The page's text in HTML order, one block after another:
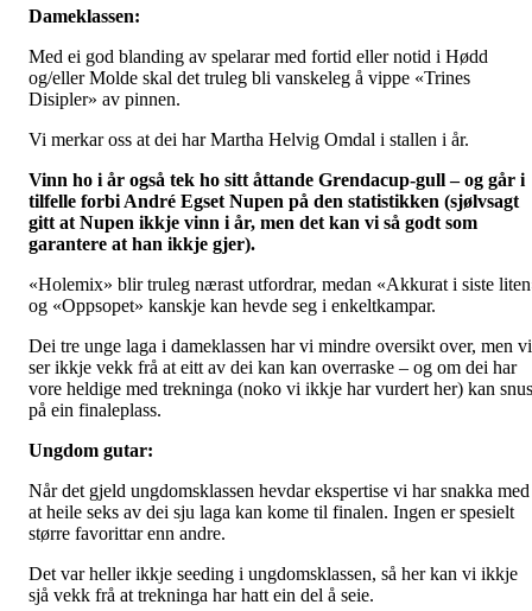
Dameklassen:
Med ei god blanding av spelarar med fortid eller notid i Hødd
og/eller Molde skal det truleg bli vanskeleg å vippe «Trines
Disipler» av pinnen.
Vi merkar oss at dei har Martha Helvig Omdal i stallen i år.
Vinn ho i år også tek ho sitt åttande Grendacup-gull – og går i
tilfelle forbi André Egset Nupen på den statistikken (sjølvsagt
gitt at Nupen ikkje vinn i år, men det kan vi så godt som
garantere at han ikkje gjer).
«Holemix» blir truleg nærast utfordrar, medan «Akkurat i siste
og «Oppsopet» kanskje kan hevde seg i enkeltkampar.
Dei tre unge laga i dameklassen har vi mindre oversikt over, men vi
ser ikkje vekk frå at eitt av dei kan kan overraske – og om dei har
vore heldige med trekninga (noko vi ikkje har vurdert her) kan
på ein finaleplass.
Ungdom gutar:
Når det gjeld ungdomsklassen hevdar ekspertise vi har snakka med
at heile seks av dei sju laga kan kome til finalen. Ingen er spesielt
større favorittar enn andre.
Det var heller ikkje seeding i ungdomsklassen, så her kan vi ikkje
sjå vekk frå at trekninga har hatt ein del å seie.